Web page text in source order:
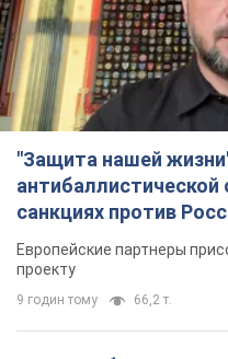
"Защита нашей
антибаллистической
санкциях против
Видео
Европейские партнеры
проекту
9 годин тому 66,2 т.